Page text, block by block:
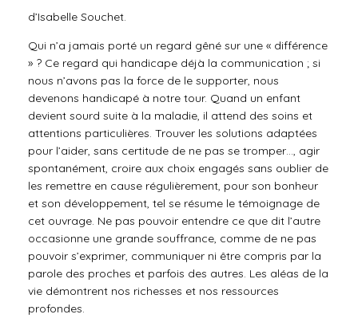
d’Isabelle Souchet.
Qui n’a jamais porté un regard gêné sur une « différence
» ? Ce regard qui handicape déjà la communication ; si
nous n’avons pas la force de le supporter, nous
devenons handicapé à notre tour. Quand un enfant
devient sourd suite à la maladie, il attend des soins et
attentions particulières. Trouver les solutions adaptées
pour l’aider, sans certitude de ne pas se tromper…, agir
spontanément, croire aux choix engagés sans oublier de
les remettre en cause régulièrement, pour son bonheur
et son développement, tel se résume le témoignage de
cet ouvrage. Ne pas pouvoir entendre ce que dit l’autre
occasionne une grande souffrance, comme de ne pas
pouvoir s’exprimer, communiquer ni être compris par la
parole des proches et parfois des autres. Les aléas de la
vie démontrent nos richesses et nos ressources
profondes.